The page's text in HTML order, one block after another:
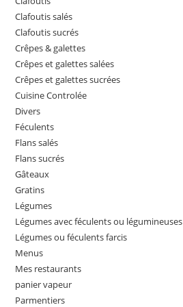
Clafoutis salés
Clafoutis sucrés
Crêpes & galettes
Crêpes et galettes salées
Crêpes et galettes sucrées
Cuisine Controlée
Divers
Féculents
Flans salés
Flans sucrés
Gâteaux
Gratins
Légumes
Légumes avec féculents ou légumineuses
Légumes ou féculents farcis
Menus
Mes restaurants
panier vapeur
Parmentiers